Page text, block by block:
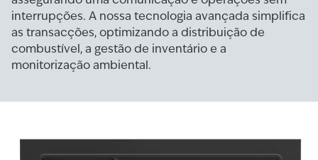
interrupções. A nossa tecnologia avançada simplifica
as transacções, optimizando a distribuição de
combustível, a gestão de inventário e a
monitorização ambiental.